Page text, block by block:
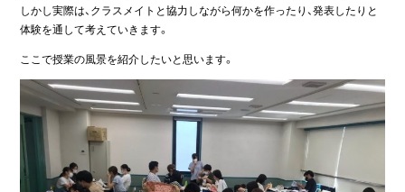
しかし実際は、クラスメイトと協力しながら何かを作ったり、発表したりと
体験を通して考えていきます。
ここで授業の風景を紹介したいと思います。